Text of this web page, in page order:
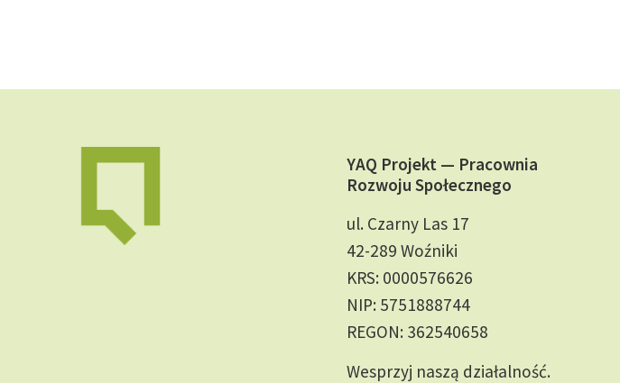
YAQ Projekt — Pracownia
Rozwoju Społecznego
ul. Czarny Las 17
42-289 Woźniki
KRS: 0000576626
NIP: 5751888744
REGON: 362540658
Wesprzyj naszą działalność.